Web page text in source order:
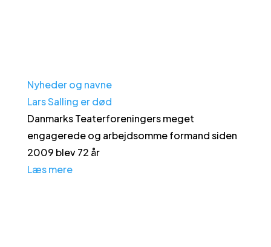
Nyheder og navne
Lars Salling er død
Danmarks Teaterforeningers meget
engagerede og arbejdsomme formand siden
2009 blev 72 år
Læs mere